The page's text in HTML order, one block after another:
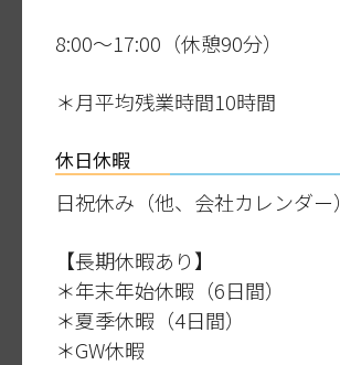
8:00～17:00（休憩90分）
＊月平均残業時間10時間
休日休暇
日祝休み（他、会社カレンダー）
【長期休暇あり】
＊年末年始休暇（6日間）
＊夏季休暇（4日間）
＊GW休暇